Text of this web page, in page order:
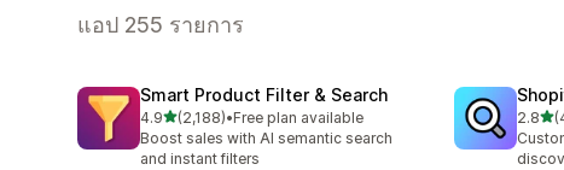
แอป 255 รายการ
Smart Product Filter & Search
4.9เต็ม 5 ดาว
(2,188)
ทั้งหมด 2188 รีวิว
•Free plan available
Boost sales with AI semantic search
and instant filters
2.8เต็
ทั้งหม